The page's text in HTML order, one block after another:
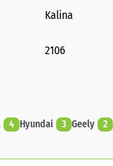
Kalina
2106
4 Hyundai 3 Geely 2